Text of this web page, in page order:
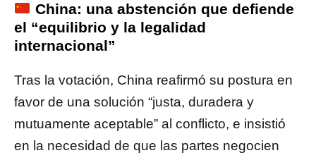
China: una abstención que defiende
el “equilibrio y la legalidad
internacional”
Tras la votación, China reafirmó su postura en
favor de una solución “justa, duradera y
mutuamente aceptable” al conflicto, e insistió
en la necesidad de que las partes negocien